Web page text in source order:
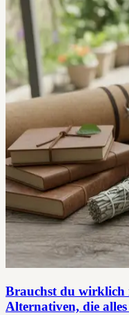
Brauchst du wirklich
Alternativen, die